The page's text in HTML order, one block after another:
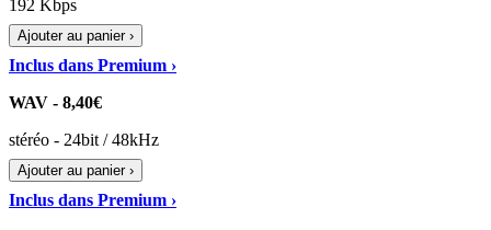
192 Kbps
Ajouter au panier ›
Inclus dans Premium ›
WAV - 8,40€
stéréo - 24bit / 48kHz
Ajouter au panier ›
Inclus dans Premium ›